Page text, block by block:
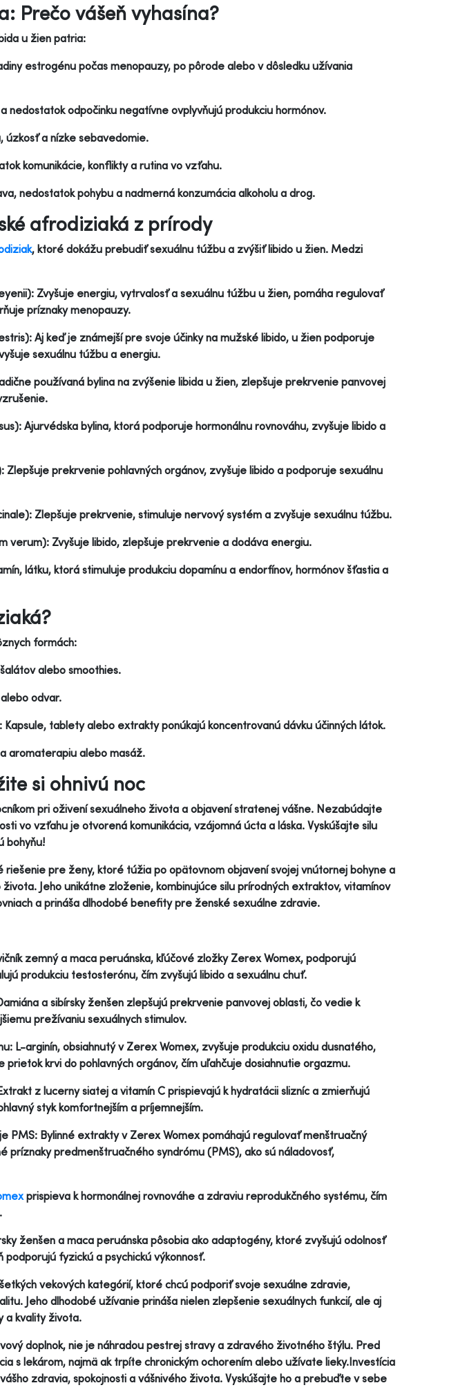
Prečo vášeň vyhasína?
u žien patria:
estrogénu počas menopauzy, po pôrode alebo v dôsledku užívania
nedostatok odpočinku negatívne ovplyvňujú produkciu hormónov.
úzkosť a nízke sebavedomie.
komunikácie, konflikty a rutina vo vzťahu.
nedostatok pohybu a nadmerná konzumácia alkoholu a drog.
afrodiziaká z prírody
, ktoré dokážu prebudiť sexuálnu túžbu a zvýšiť libido u žien. Medzi
Zvyšuje energiu, vytrvalosť a sexuálnu túžbu u žien, pomáha regulovať
príznaky menopauzy.
Aj keď je známejší pre svoje účinky na mužské libido, u žien podporuje
sexuálnu túžbu a energiu.
používaná bylina na zvýšenie libida u žien, zlepšuje prekrvenie panvovej
Ajurvédska bylina, ktorá podporuje hormonálnu rovnováhu, zvyšuje libido a
Zlepšuje prekrvenie pohlavných orgánov, zvyšuje libido a podporuje sexuálnu
Zlepšuje prekrvenie, stimuluje nervový systém a zvyšuje sexuálnu túžbu.
verum): Zvyšuje libido, zlepšuje prekrvenie a dodáva energiu.
látku, ktorá stimuluje produkciu dopamínu a endorfínov, hormónov šťastia a
formách:
alebo smoothies.
odvar.
Kapsule, tablety alebo extrakty ponúkajú koncentrovanú dávku účinných látok.
aromaterapiu alebo masáž.
si ohnivú noc
pri oživení sexuálneho života a objavení stratenej vášne. Nezabúdajte
vo vzťahu je otvorená komunikácia, vzájomná úcta a láska. Vyskúšajte silu
bohyňu!
riešenie pre ženy, ktoré túžia po opätovnom objavení svojej vnútornej bohyne a
Jeho unikátne zloženie, kombinujúce silu prírodných extraktov, vitamínov
a prináša dlhodobé benefity pre ženské sexuálne zdravie.
zemný a maca peruánska, kľúčové zložky Zerex Womex, podporujú
produkciu testosterónu, čím zvyšujú libido a sexuálnu chuť.
a sibírsky ženšen zlepšujú prekrvenie panvovej oblasti, čo vedie k
prežívaniu sexuálnych stimulov.
L-arginín, obsiahnutý v Zerex Womex, zvyšuje produkciu oxidu dusnatého,
krvi do pohlavných orgánov, čím uľahčuje dosiahnutie orgazmu.
z lucerny siatej a vitamín C prispievajú k hydratácii slizníc a zmierňujú
styk komfortnejším a príjemnejším.
PMS: Bylinné extrakty v Zerex Womex pomáhajú regulovať menštruačný
príznaky predmenštruačného syndrómu (PMS), ako sú náladovosť,
prispieva k hormonálnej rovnováhe a zdraviu reprodukčného systému, čím
ženšen a maca peruánska pôsobia ako adaptogény, ktoré zvyšujú odolnosť
fyzickú a psychickú výkonnosť.
vekových kategórií, ktoré chcú podporiť svoje sexuálne zdravie,
Jeho dlhodobé užívanie prináša nielen zlepšenie sexuálnych funkcií, ale aj
a kvality života.
doplnok, nie je náhradou pestrej stravy a zdravého životného štýlu. Pred
s lekárom, najmä ak trpíte chronickým ochorením alebo užívate lieky.Investícia
zdravia, spokojnosti a vášnivého života. Vyskúšajte ho a prebuďte v sebe